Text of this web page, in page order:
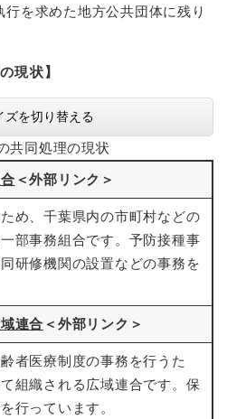
を求めた地方公共団体に残り
現状】
ズを切り替える
同処理の現状
＜外部リンク＞
め、千葉県内の市町村などの
部事務組合です。予防接種事
研修機関の設置などの事務を
連合 ＜外部リンク＞
者医療制度の事務を行うた
組織される広域連合です。保
行っています。